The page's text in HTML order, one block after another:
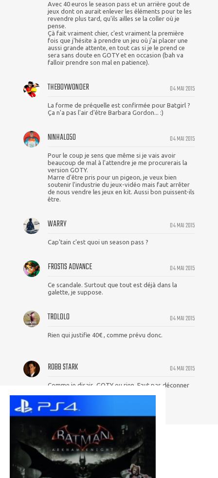
Avec 40 euros le season pass et un arrière gout de
jeux dont on aurait enlever les éléments pour te les
revendre plus tard, qu'ils ailles se la coller où je
pense.
Çà fait vraiment chier, c'est vraiment la première
fois que j'hésite à prendre un jeu où j'ai placer une
aussi grande attente, en tout cas si je le prend ce
sera sans doute en GOTY et en occasion (bah va
falloir prendre son mal en patience).
04 MAI 2015
THEBOYWONDER
La forme de préquelle est confirmée pour Batgirl ?
Ça n'a pas l'air d'être Barbara Gordon... :)
04 MAI 2015
NINHALO50
Pour le coup je sens que même si je vais avoir
beaucoup de mal à l'attendre je me procurerais la
version GOTY.
Marre d'être pris pour un pigeon, je veux bien
soutenir l'industrie du jeux-vidéo mais faut arrêter
de nous vendre les jeux en kit. Aussi bon puissent-ils
être.
04 MAI 2015
WARRY
Cap'tain c'est quoi un season pass ?
04 MAI 2015
FROSTIS ADVANCE
Ce scandale. Surtout que tout est déjà dans la
galette, je suppose.
04 MAI 2015
TROLOLO
Rien qui justifie 40€ , comme prévu donc.
04 MAI 2015
ROBB STARK
Comme je disais, GOTY ou rien. Faut pas déconner